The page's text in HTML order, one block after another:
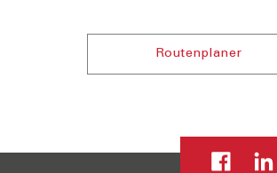
Routenplaner